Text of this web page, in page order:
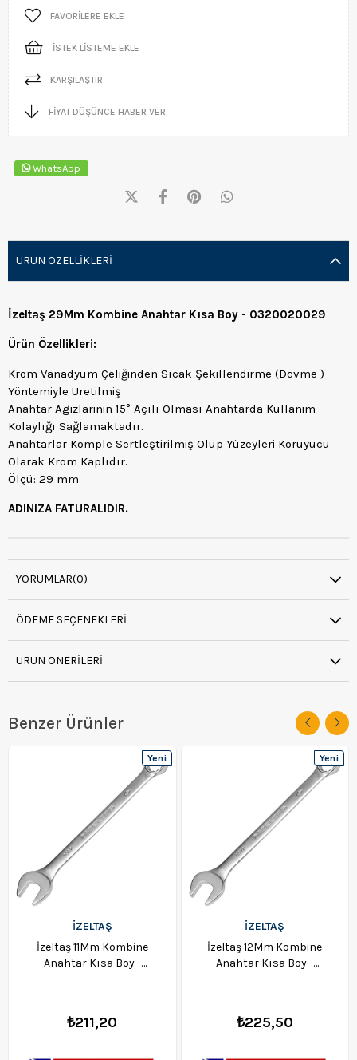
FAVORILERE EKLE
İSTEK LISTEME EKLE
KARŞILAŞTIR
FIYAT DÜŞÜNCE HABER VER
WhatsApp
ÜRÜN ÖZELLIKLERI
İzeltaş 29Mm Kombine Anahtar Kısa Boy - 0320020029
Ürün Özellikleri:
Krom Vanadyum Çeliğinden Sıcak Şekillendirme (Dövme )
Yöntemiyle Üretilmiş
Anahtar Agizlarinin 15° Açılı Olması Anahtarda Kullanim
Kolaylığı Sağlamaktadır.
Anahtarlar Komple Sertleştirilmiş Olup Yüzeyleri Koruyucu
Olarak Krom Kaplıdır.
Ölçü: 29 mm
ADINIZA FATURALIDIR.
YORUMLAR(0)
ÖDEME SEÇENEKLERI
ÜRÜN ÖNERILERI
Benzer Ürünler
İZELTAŞ
İzeltaş 11Mm Kombine
Anahtar Kısa Boy -
₺211,20
Yeni
Ürün
İZELTAŞ
İzeltaş 12Mm Kombine
Anahtar Kısa Boy -
₺225,50
Yeni
Ürün